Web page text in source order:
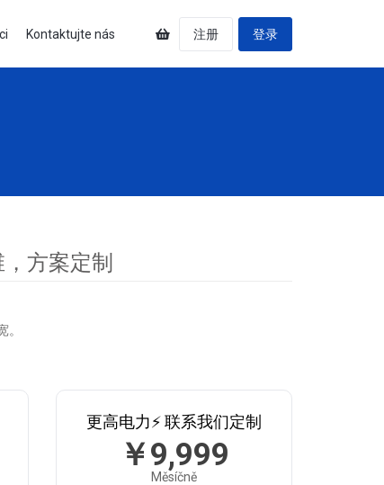
Kontaktujte nás 注册 登录
方案定制
更高电力⚡️ 联系我们定制
￥9,999
Měsíčně